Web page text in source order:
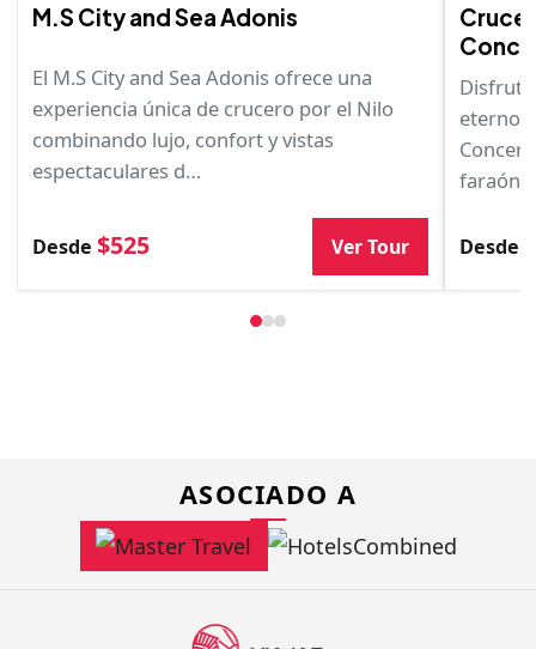
M.S City and Sea Adonis
El M.S City and Sea Adonis ofrece una
experiencia única de crucero por el Nilo
combinando lujo, confort y vistas
espectaculares d…
Desde $525 Ver Tour
eternos
Desde
ASOCIADO A